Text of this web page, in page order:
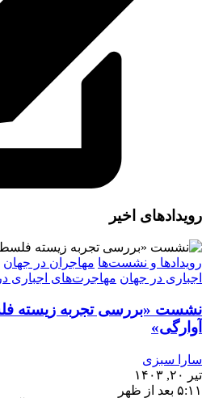
رویدادهای اخیر
رویدادها و نشست‌ها مهاجران در جهان
اجباری در جهان مهاجرت‌های اجباری
نشست «بررسی تجربه‌ زیسته
آوارگی»
سارا سبزی
تیر ۲۰, ۱۴۰۳
۵:۱۱ بعد از ظهر